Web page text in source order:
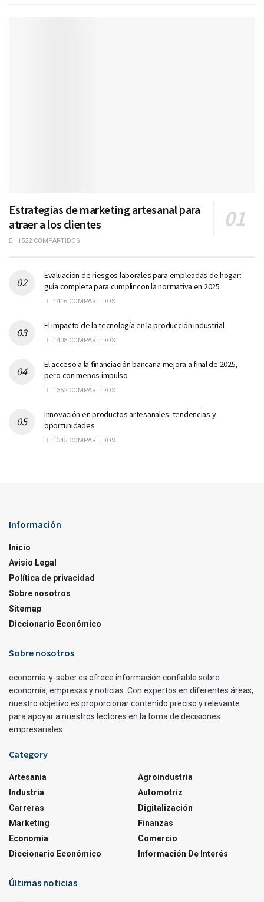
Estrategias de marketing artesanal para
atraer a los clientes
1522 COMPARTIDOS
Evaluación de riesgos laborales para empleadas de hogar:
guía completa para cumplir con la normativa en 2025
1416 COMPARTIDOS
El impacto de la tecnología en la producción industrial
1408 COMPARTIDOS
El acceso a la financiación bancaria mejora a final de 2025,
pero con menos impulso
1352 COMPARTIDOS
Innovación en productos artesanales: tendencias y
oportunidades
1345 COMPARTIDOS
Información
Inicio
Avisio Legal
Política de privacidad
Sobre nosotros
Sitemap
Diccionario Económico
Sobre nosotros
economia-y-saber.es ofrece información confiable sobre
economía, empresas y noticias. Con expertos en diferentes áreas,
nuestro objetivo es proporcionar contenido preciso y relevante
para apoyar a nuestros lectores en la toma de decisiones
empresariales.
Category
Artesanía
Industria
Carreras
Marketing
Economía
Diccionario Económico
Agroindustria
Automotriz
Digitalización
Finanzas
Comercio
Información De Interés
Últimas noticias